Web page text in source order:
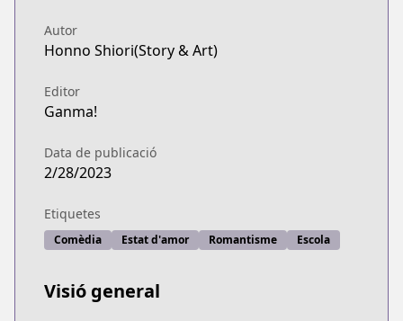
Autor
Honno Shiori(Story & Art)
Editor
Ganma!
Data de publicació
2/28/2023
Etiquetes
Comèdia Estat d'amor Romantisme Escola
Visió general